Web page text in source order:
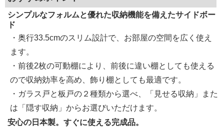
シンプルなフォルムと優れた収納機能を備えたサイドボー
ド
・奥行33.5cmのスリム設計で、お部屋の空間を広く使え
ます。
・前後2枚の可動棚により、前後に違い棚としても使える
ので収納効率を高め、飾り棚としても最適です。
・ガラス戸と板戸の２種類から選べ、「見せる収納」また
は「隠す収納」からお選びいただけます。
安心の日本製。すぐに使える完成品。